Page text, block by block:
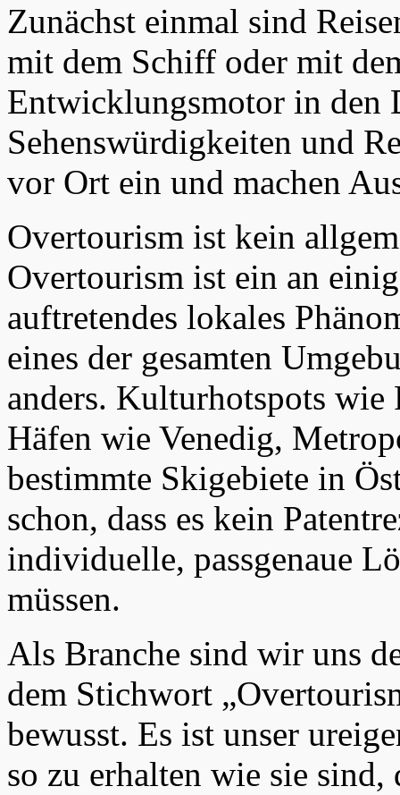
Zunächst einmal sind
mit dem Schiff oder mit
Entwicklungsmotor in den
Sehenswürdigkeiten und
vor Ort ein und machen
Overtourism ist kein
Overtourism ist ein an
auftretendes lokales
eines der gesamten
anders. Kulturhotspots wie
Häfen wie Venedig,
bestimmte Skigebiete in
schon, dass es kein
individuelle, passgenaue
müssen.
Als Branche sind wir uns
dem Stichwort
bewusst. Es ist unser
so zu erhalten wie sie